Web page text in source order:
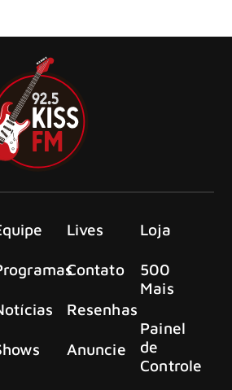
Lives
Contato
Resenhas
Anuncie
Loja
500
Mais
Painel
de
Controle